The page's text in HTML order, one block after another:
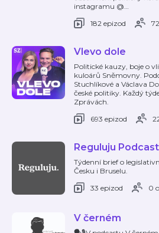
instagramu @…
182 epizod
Vlevo dole
Politické kauzy, boje o
kuloárů Sněmovny.
Stuchlíkové a Václava
české politiky. Každý
Zprávách.
693 epizod
Reguluju Podcast
Týdenní brief o
Česku i Bruselu.
33 epizod
0
V černém